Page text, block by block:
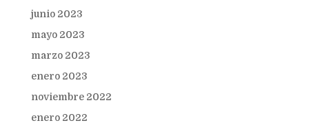
junio 2023
mayo 2023
marzo 2023
enero 2023
noviembre 2022
enero 2022